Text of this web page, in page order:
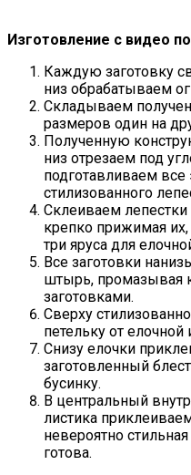
Изготовление с видео
Каждую заготовку
низ обрабатываем
Складываем
размеров один на
Полученную
низ отрезаем под
подготавливаем
стилизованного
Склеиваем
крепко прижимая их,
три яруса для
Все заготовки
штырь, промазывая
заготовками.
Сверху
петельку от
Снизу елочки
заготовленный
бусинку.
В центральный
листика
невероятно
готова.